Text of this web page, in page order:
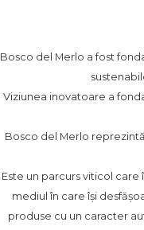
Bosco del Merlo a fost
Viziunea inovatoare a
Bosco del Merlo
Este un parcurs viticol
mediul în care își
produse cu un caracter